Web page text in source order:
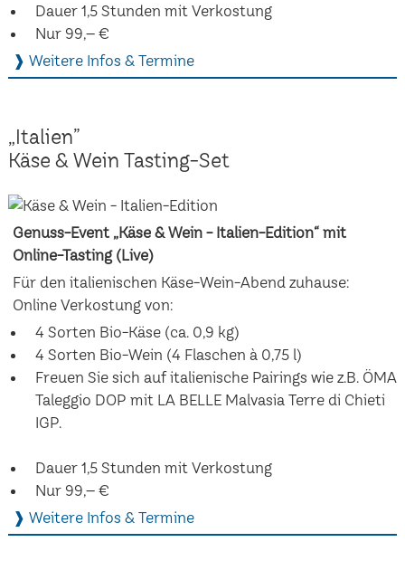
Dauer 1,5 Stunden mit Verkostung
Nur 99,– €
❱ Weitere Infos & Termine
„Italien”
Käse & Wein Tasting-Set
Genuss-Event „Käse & Wein - Italien-Edition“ mit
Online-Tasting (Live)
Für den italienischen Käse-Wein-Abend zuhause:
Online Verkostung von:
4 Sorten Bio-Käse (ca. 0,9 kg)
4 Sorten Bio-Wein (4 Flaschen à 0,75 l)
Freuen Sie sich auf italienische Pairings wie z.B. ÖMA
Taleggio DOP mit LA BELLE Malvasia Terre di Chieti
IGP.
Dauer 1,5 Stunden mit Verkostung
Nur 99,– €
❱ Weitere Infos & Termine